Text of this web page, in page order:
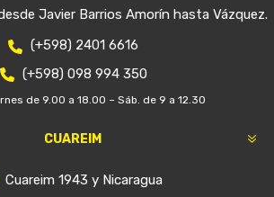
Javier Barrios Amorín hasta Vázquez.
(+598) 2401 6616
(+598) 098 994 350
de 9.00 a 18.00 – Sáb. de 9 a 12.30
CUAREIM
Cuareim 1943 y Nicaragua